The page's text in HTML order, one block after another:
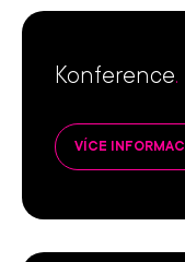
Konference.
VÍCE INFORMACÍ